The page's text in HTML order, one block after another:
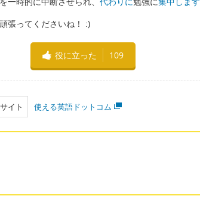
張ってくださいね！ :)
役に立った 109
イト 使える英語ドットコム